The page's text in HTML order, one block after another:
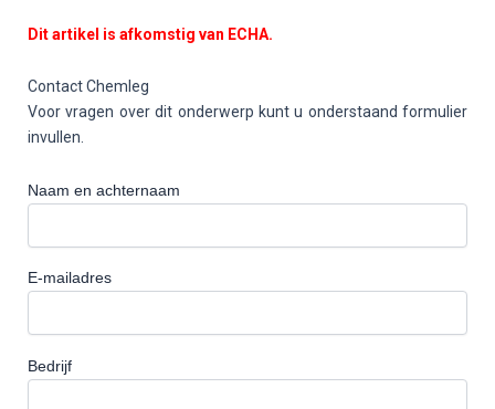
Dit artikel is afkomstig van ECHA.
Contact Chemleg
Voor vragen over dit onderwerp kunt u onderstaand formulier
invullen.
Naam en achternaam
E-mailadres
Bedrijf